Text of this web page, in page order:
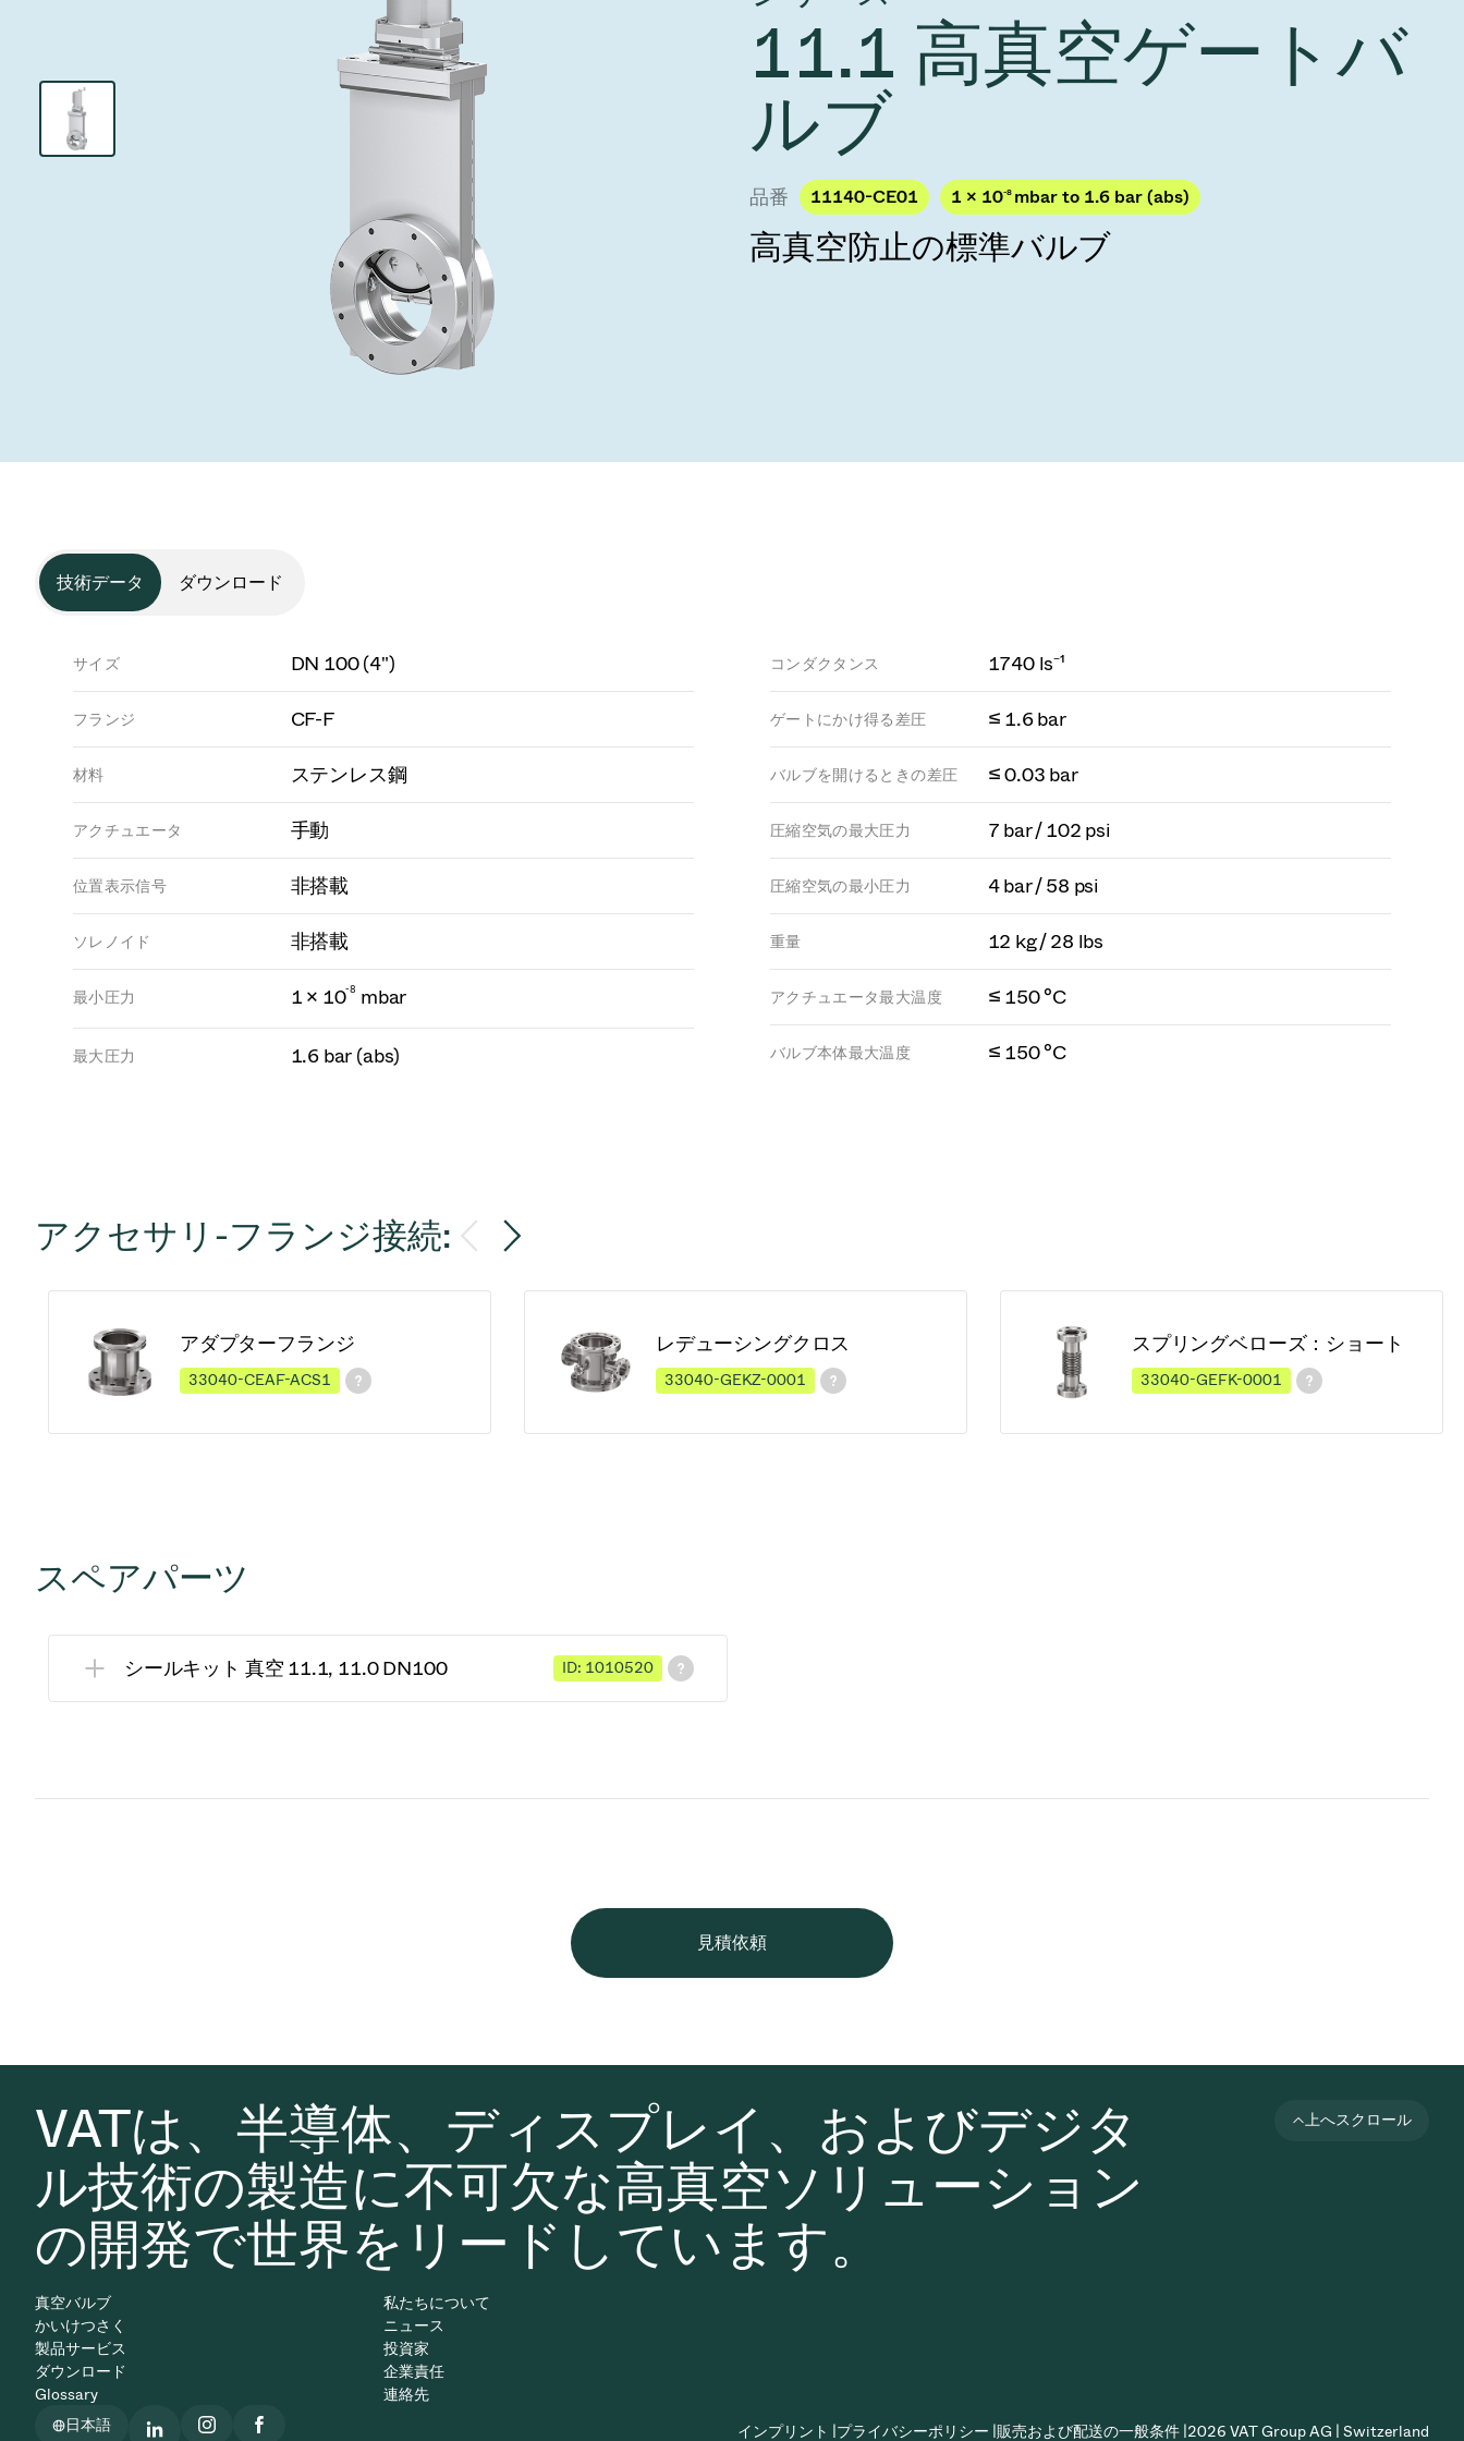
術を革新し、未来を実現しま
す。
year 2026 Results
Ad hoc announcement pursuant to Art. 53
LR
Acquisition of Atonarp
Ad hoc announcement pursuant to Art. 53
圧力リリーフ／ベントバルブ
ガス封入弁
3ポジションバルブ
バキュームチェックバルブ
緊急遮断/ビームストッパーバルブ
真空オールメタルバルブ
真空トランスファーバルブ
CVD
OLEDのインクジェット印刷
サブファブシステム
真空減菌
医薬品の凍結乾燥
研究分野
あなたのアプリケーション
Analyst coverage
Contact for investors
News services
サプライチェーンマネジメント
11.1 高真空ゲートバ
ルブ
品番 11140-CE01 1 × 10-8 mbar to 1.6 bar (abs)
高真空防止の標準バルブ
技術データ ダウンロード
サイズ DN 100 (4")
フランジ CF-F
材料 ステンレス鋼
アクチュエータ 手動
位置表示信号 非搭載
ソレノイド 非搭載
最小圧力 1 × 10-8 mbar
最大圧力 1.6 bar (abs)
コンダクタンス 1740 ls⁻¹
ゲートにかけ得る差圧 ≤ 1.6 bar
バルブを開けるときの差圧 ≤ 0.03 bar
圧縮空気の最大圧力 7 bar / 102 psi
圧縮空気の最小圧力 4 bar / 58 psi
重量 12 kg / 28 lbs
アクチュエータ最大温度 ≤ 150 °C
バルブ本体最大温度 ≤ 150 °C
アクセサリ-フランジ接続:
アダプターフランジ
33040-CEAF-ACS1
レデューシングクロス
33040-GEKZ-0001
スプリングベローズ：ショート
33040-GEFK-0001
スペアパーツ
シールキット 真空 11.1, 11.0 DN100 ID: 1010520
見積依頼
VATは、半導体、ディスプレイ、およびデジタ
ル技術の製造に不可欠な高真空ソリューション
の開発で世界をリードしています。
上へスクロール
真空バルブ
かいけつさく
製品サービス
ダウンロード
Glossary
私たちについて
ニュース
投資家
企業責任
連絡先
日本語
インプリント | プライバシーポリシー | 販売および配送の一般条件 | 2026 VAT Group AG | Switzerland